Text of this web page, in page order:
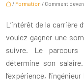
/ Formation / Comment
L’intérêt de la carrière
voulez gagner une
suivre. Le parcours
détermine son
l’expérience,